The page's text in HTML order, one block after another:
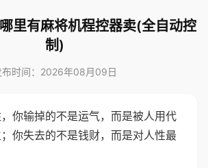
里有麻将机程控器卖(全自动控
制)
布时间：2026年08月09日
你输掉的不是运气，而是被人用代
你失去的不是钱财，而是对人性最